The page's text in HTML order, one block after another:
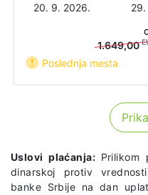
20. 9. 2026.
Poslednja mesta
1.649,00
Uslovi plaćanja: Prilikom
dinarskoj protiv
banke Srbije na dan